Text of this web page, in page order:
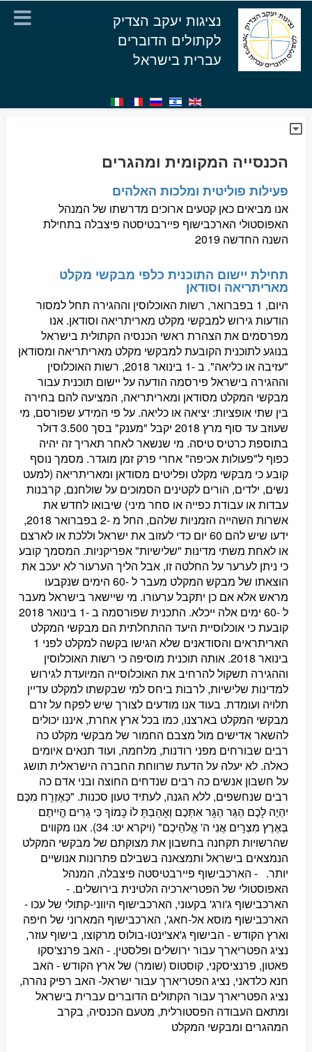
נציגות יעקב הצדיק
לקתולים הדוברים
עברית בישראל
הכנסייה המקומית ומהגרים
פעילות פוליטית ומלכות האלהים
אנו מביאים כאן קטעים ארוכים מדרשתו של המנהל
האפוסטולי הארכבישוף פיירבטיסטה פיצבלה בתחילת
השנה החדשה 2019
תחילת יישום התוכנית כלפי מבקשי מקלט
מאריתריאה וסודאן
היום, 1 בפברואר, רשות האוכלוסין וההגירה תחל למסור
הודעות גירוש למבקשי מקלט מאריתריאה וסודאן. אנו
מפרסמים את הצהרת ראשי הכנסיה הקתולית בישראל
בנוגע לתוכנית הקובעת למבקשי מקלט מאריתריאה ומסודאן
"עזיבה או כליאה". ב -1 בינואר 2018, רשות האוכלוסין
וההגירה בישראל פירסמה הודעה על יישום תוכנית עבור
מבקשי המקלט מסודאן ומאריתריאה, המציעה להם בחירה
בין שתי אופציות: יציאה או כליאה. על פי המידע שפורסם, מי
שעוזב עד סוף מרץ 2018 יקבל "מענק" בסך 3.500 דולר
בתוספת כרטיס טיסה. מי שנשאר לאחר תאריך זה יהיה
כפוף ל"פעולות אכיפה" אחרי פרק זמן מוגדר. מסמך נוסף
קובע כי מבקשי מקלט ופליטים מסודאן ומאריתריאה (למעט
נשים, ילדים, הורים לקטינים הסמוכים על שולחנם, קרבנות
עבדות או עבודת כפייה או סחר מיני) שיבואו לחדש את
אשרות השהייה הזמניות שלהם, החל מ -2 בפברואר 2018,
ידעו שיש להם 60 יום כדי לעזוב את ישראל וללכת או לארצם
או לאחת משתי מדינות "שלישיות" אפריקניות. המסמך קובע
כי ניתן לערער על החלטה זו, אבל הליך הערעור לא יעכב את
הוצאתו של מבקש המקלט מעבר ל -60 הימים שנקבעו
מראש אלא אם כן יתקבל ערעורו. מי שיישאר בישראל מעבר
ל -60 ימים אלה ייכלא. התכנית שפורסמה ב -1 בינואר 2018
קובעת כי אוכלוסיית היעד ההתחלתית הם מבקשי המקלט
האריתראים והסודאנים שלא הגישו בקשה למקלט לפני 1
בינואר 2018. אותה תוכנית מוסיפה כי רשות האוכלוסין
וההגירה תשקול להרחיב את האוכלוסייה המיועדת לגירוש
למדינות שלישיות, לרבות ביחס למי שבקשתו למקלט עדיין
תלויה ועומדת. בעוד אנו מודעים לצורך שיש לפקח על זרם
מבקשי המקלט בארצנו, כמו בכל ארץ אחרת, איננו יכולים
להשאר אדישים מול מצבם החמור של מבקשי מקלט כה
רבים שבורחים מפני רודנות, מלחמה, ועוד תנאים איומים
כאלה. לא יעלה על הדעת שרווחת החברה הישראלית תושג
על חשבון אנשים כה רבים שנדחים החוצה ובני אדם כה
רבים שנחשפים, ללא הגנה, לעתיד טעון סכנות. "כְּאֶזְרָח מִכֶּם
יִהְיֶה לָכֶם הַגֵּר הַגָּר אִתְּכֶם וְאָהַבְתָּ לוֹ כָּמוֹךָ כִּי גֵרִים הֱיִיתֶם
בְּאֶרֶץ מִצְרָיִם אֲנִי ה' אֱלֹהֵיכֶם" (ויקרא יט: 34). אנו מקווים
שהרשויות תקחנה בחשבון את מצוקתם של מבקשי המקלט
הנמצאים בישראל ותמצאנה בשבילם פתרונות אנושיים
יותר. - הארכבישוף פיירבטיסטה פיצבלה, המנהל
האפוסטולי של הפטריארכיה הלטינית בירושלים. -
הארכבישוף ג'ורג' בקעוני, הארכבישוף היווני-קתולי של עכו -
הארכבישוף מוסא אל-חאג', הארכבישוף המארוני של חיפה
וארץ הקודש - הבישוף ג'אצ'ינטו-בולוס מרקוצו, בישוף עוזר,
נציג הפטריארך עבור ירושלים ופלסטין. - האב פרנצ'סקו
פאטון, פרנציסקני, קוסטוס (שומר) של ארץ הקודש - האב
חנא כלדאני, נציג הפטריארך עבור ישראל- האב רפיק נהרה,
נציג הפטריארך עבור הקתולים הדוברים עברית בישראל
ומתאם העבודה הפסטורלית, מטעם הכנסיה, בקרב
המהגרים ומבקשי המקלט